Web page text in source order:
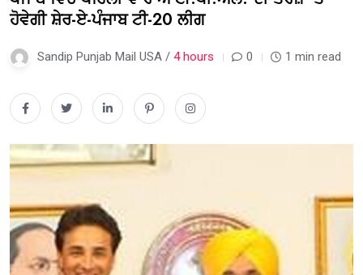
ਹੋਵੇਗੀ ਸ਼ੇਰ-ਏ-ਪੰਜਾਬ ਟੀ-20 ਲੀਗ
Sandip Punjab Mail USA / 4 hours 0 1 min read